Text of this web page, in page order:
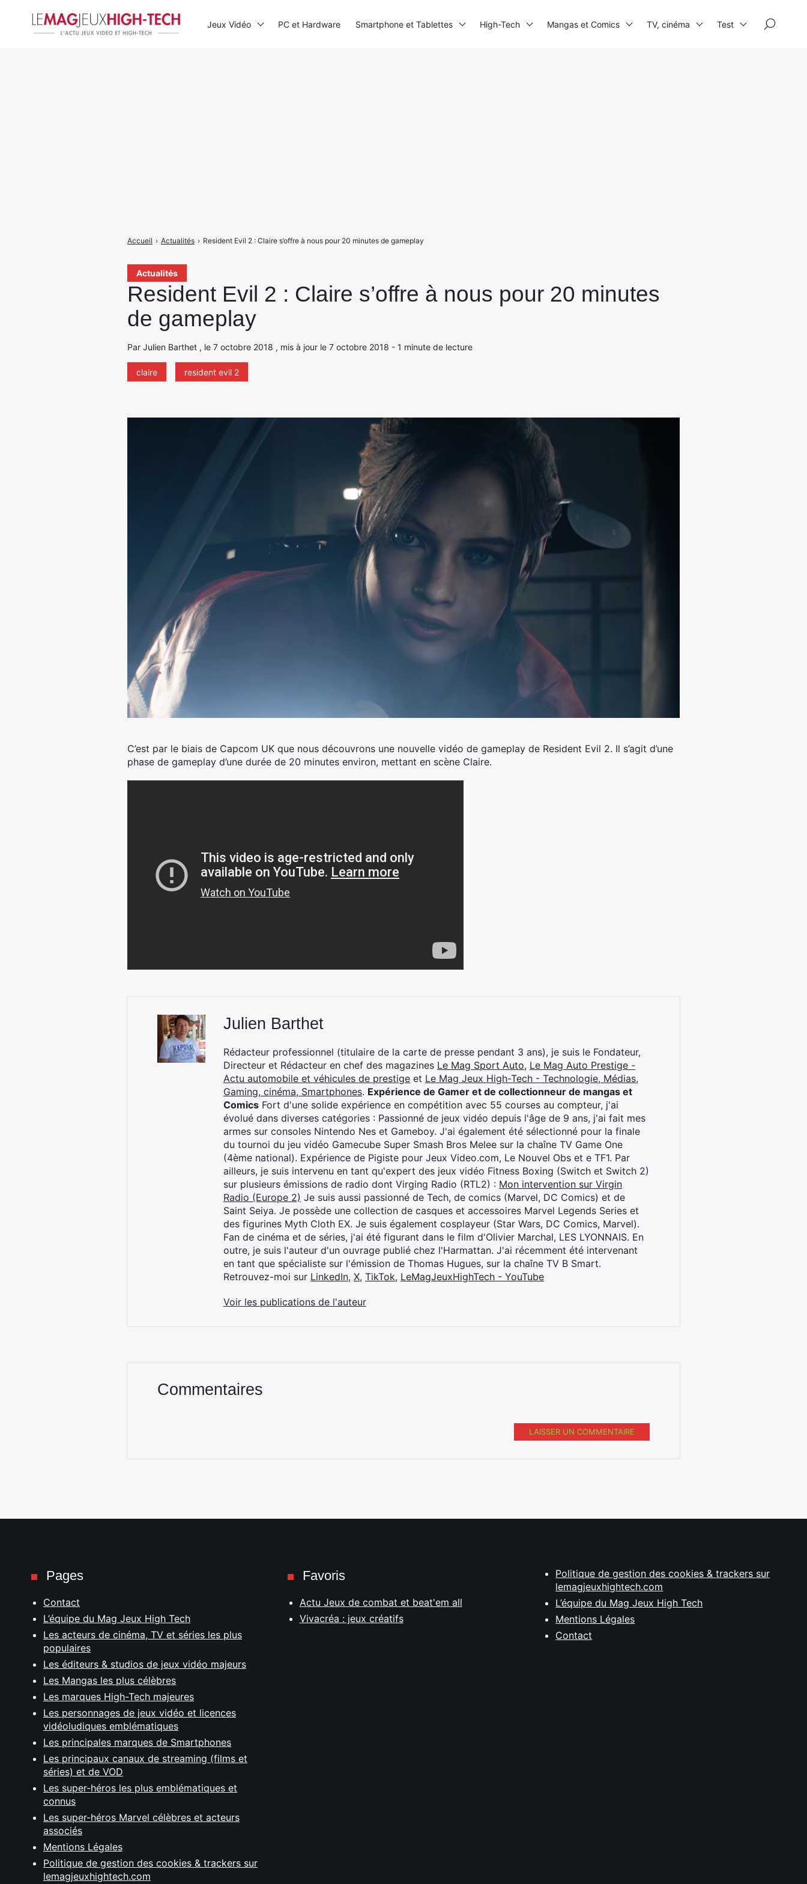
Actualités
Resident Evil 2 : Claire s’offre à nous pour 20 minutes
de gameplay
Par Julien Barthet , le 7 octobre 2018 , mis à jour le 7 octobre 2018 - 1 minute de lecture
claire resident evil 2
Accueil › Actualités › Resident Evil 2 : Claire s’offre à nous pour 20 minutes de gameplay
C’est par le biais de Capcom UK que nous découvrons une nouvelle vidéo de gameplay de Resident Evil 2. Il s’agit d’une
phase de gameplay d’une durée de 20 minutes environ, mettant en scène Claire.
Julien Barthet
Rédacteur professionnel (titulaire de la carte de presse pendant 3 ans), je suis le Fondateur,
Directeur et Rédacteur en chef des magazines Le Mag Sport Auto, Le Mag Auto Prestige -
Actu automobile et véhicules de prestige et Le Mag Jeux High-Tech - Technologie, Médias,
Gaming, cinéma, Smartphones. Expérience de Gamer et de collectionneur de mangas et
Comics Fort d'une solide expérience en compétition avec 55 courses au compteur, j'ai
évolué dans diverses catégories : Passionné de jeux vidéo depuis l'âge de 9 ans, j'ai fait mes
armes sur consoles Nintendo Nes et Gameboy. J'ai également été sélectionné pour la finale
du tournoi du jeu vidéo Gamecube Super Smash Bros Melee sur la chaîne TV Game One
(4ème national). Expérience de Pigiste pour Jeux Video.com, Le Nouvel Obs et e TF1. Par
ailleurs, je suis intervenu en tant qu'expert des jeux vidéo Fitness Boxing (Switch et Switch 2)
sur plusieurs émissions de radio dont Virging Radio (RTL2) : Mon intervention sur Virgin
Radio (Europe 2) Je suis aussi passionné de Tech, de comics (Marvel, DC Comics) et de
Saint Seiya. Je possède une collection de casques et accessoires Marvel Legends Series et
des figurines Myth Cloth EX. Je suis également cosplayeur (Star Wars, DC Comics, Marvel).
Fan de cinéma et de séries, j'ai été figurant dans le film d'Olivier Marchal, LES LYONNAIS. En
outre, je suis l'auteur d'un ouvrage publié chez l'Harmattan. J'ai récemment été intervenant
en tant que spécialiste sur l'émission de Thomas Hugues, sur la chaîne TV B Smart.
Retrouvez-moi sur LinkedIn, X, TikTok, LeMagJeuxHighTech - YouTube
Voir les publications de l'auteur
Commentaires
LAISSER UN COMMENTAIRE
Jeux Vidéo PC et Hardware Smartphone et Tablettes High-Tech Mangas et Comics TV, cinéma Test
Pages
Contact
L’équipe du Mag Jeux High Tech
Les acteurs de cinéma, TV et séries les plus
populaires
Les éditeurs & studios de jeux vidéo majeurs
Les Mangas les plus célèbres
Les marques High-Tech majeures
Les personnages de jeux vidéo et licences
vidéoludiques emblématiques
Les principales marques de Smartphones
Les principaux canaux de streaming (films et
séries) et de VOD
Les super-héros les plus emblématiques et
connus
Les super-héros Marvel célèbres et acteurs
associés
Mentions Légales
Politique de gestion des cookies & trackers sur
lemagjeuxhightech.com
Favoris
Actu Jeux de combat et beat'em all
Vivacréa : jeux créatifs
Politique de gestion des cookies & trackers sur
lemagjeuxhightech.com
L’équipe du Mag Jeux High Tech
Mentions Légales
Contact